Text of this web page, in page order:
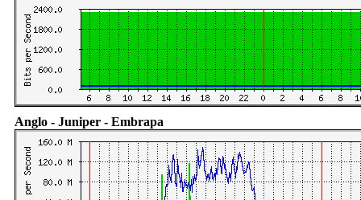
Anglo - Juniper - Embrapa